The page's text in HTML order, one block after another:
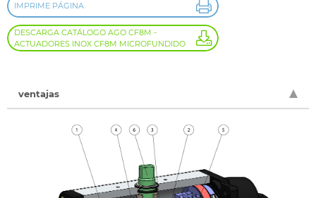
IMPRIME PÁGINA
DESCARGA CATÁLOGO AGO CF8M -
ACTUADORES INOX CF8M MICROFUNDIDO
ventajas